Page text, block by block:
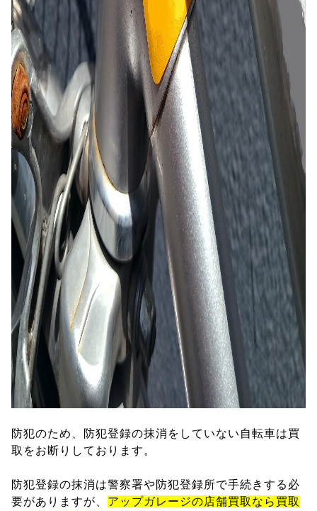
防犯のため、防犯登録の抹消をしていない自転車は買
取をお断りしております。
防犯登録の抹消は警察署や防犯登録所で手続きする必
要がありますが、 アップガレージの店舗買取なら買取